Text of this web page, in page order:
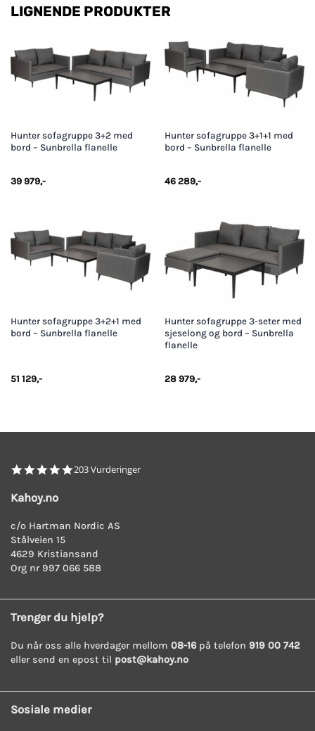
LIGNENDE PRODUKTER
Hunter sofagruppe 3+2 med
bord – Sunbrella flanelle
39 979,-
Hunter sofagruppe 3+1+1 med
bord – Sunbrella flanelle
46 289,-
Hunter sofagruppe 3+2+1 med
bord – Sunbrella flanelle
51 129,-
Hunter sofagruppe 3-seter med
sjeselong og bord – Sunbrella
flanelle
28 979,-
4.8
203 Vurderinger
Kahoy.no
c/o Hartman Nordic AS
Stålveien 15
4629 Kristiansand
Org nr 997 066 588
Trenger du hjelp?
Du når oss alle hverdager mellom 08-16på telefon 919 00 742
eller send en epost til post@kahoy.no
Sosiale medier